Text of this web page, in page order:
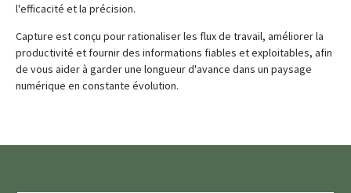
l'efficacité et la précision.
Capture est conçu pour rationaliser les flux de travail, améliorer la
productivité et fournir des informations fiables et exploitables, afin
de vous aider à garder une longueur d'avance dans un paysage
numérique en constante évolution.